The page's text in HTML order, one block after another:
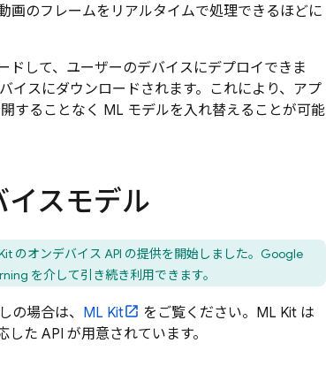
画のフレームをリアルタイムで処理できるほどに
して、ユーザーのデバイスにデプロイできま
イスにダウンロードされます。これにより、アプ
することなく ML モデルを入れ替えることが可能
スモデル
のオンデバイス API の提供を開始しました。 Google
を介して引き続き利用できます。
の場合は、 ML Kit
をご覧ください。ML Kit は
た API が用意されています。